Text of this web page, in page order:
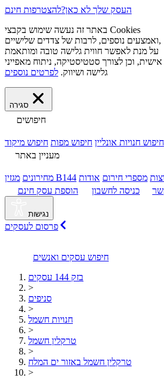
העסק שלך לא כאן?להצטרפות חינם
באתר זה נעשה שימוש בקבצי Cookies
ואמצעים נוספים, לרבות של צדדים שלישיים,
על מנת לאפשר חווית גלישה טובה ומותאמת
אישית, וכן לצורך סטטיסטיקה, ניתוח מאפייני
גלישה ושיווק. לפרטים נוספים
סגירה
חיפושים
חיפוש חנויות אונליין חיפוש מפות חיפוש מיקוד
מעניין באתר
מחירונים מגזין B144 מספרי חירום
כניסה לחשבון הוספת עסק חינם
נגישות
פרסום לעסקים
חיפוש עסקים ואנשים
בזק 144 עסקים
>
סניפים
>
חנויות חשמל
>
טרקלין חשמל
>
טרקלין חשמל באזור ים המלח
>